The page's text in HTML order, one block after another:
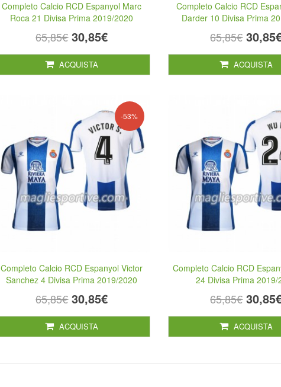
Completo Calcio RCD Espanyol Marc
Roca 21 Divisa Prima 2019/2020
65,85€ 30,85€
ACQUISTA
Completo Calcio RCD
Darder 10 Divisa Prima
65,85€
ACQUISTA
-53%
Completo Calcio RCD Espanyol Victor
Sanchez 4 Divisa Prima 2019/2020
65,85€ 30,85€
ACQUISTA
Completo Calcio RCD
24 Divisa Prima 2019/
65,85€
ACQUISTA